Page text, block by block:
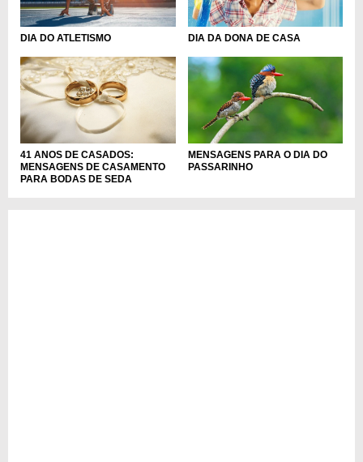
DIA DO ATLETISMO DIA DA DONA DE CASA
41 ANOS DE CASADOS:
MENSAGENS DE CASAMENTO
PARA BODAS DE SEDA
MENSAGENS PARA O DIA DO
PASSARINHO